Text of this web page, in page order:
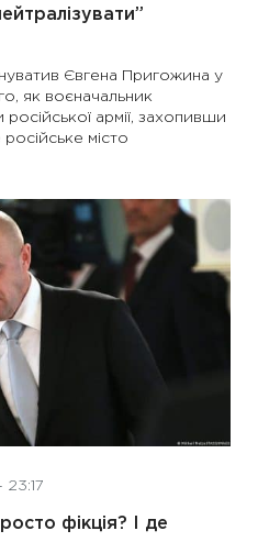
Євгена Пригожина у
як воєначальник
армії, захопивши
місто
фікція? І де